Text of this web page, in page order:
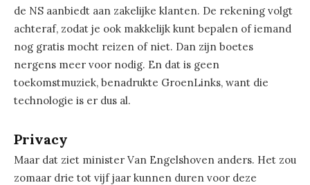
de NS aanbiedt aan zakelijke klanten. De rekening volgt
achteraf, zodat je ook makkelijk kunt bepalen of iemand
nog gratis mocht reizen of niet. Dan zijn boetes
nergens meer voor nodig. En dat is geen
toekomstmuziek, benadrukte GroenLinks, want die
technologie is er dus al.
Privacy
Maar dat ziet minister Van Engelshoven anders. Het zou
zomaar drie tot vijf jaar kunnen duren voor deze